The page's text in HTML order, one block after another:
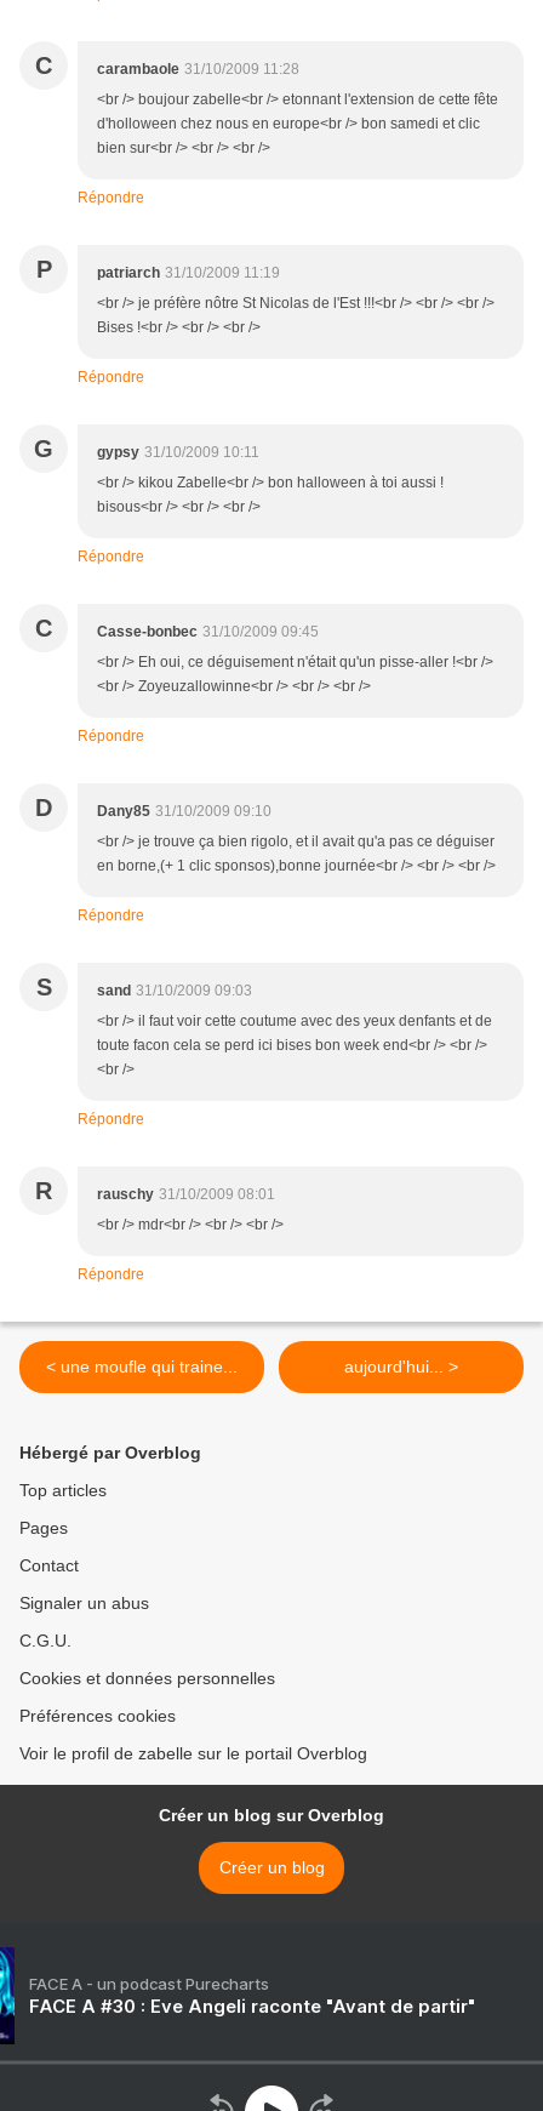
C carambaole 31/10/2009 11:28
<br /> boujour zabelle<br /> etonnant l'extension de cette fête
d'holloween chez nous en europe<br /> bon samedi et clic
bien sur<br /> <br /> <br />
Répondre
P patriarch 31/10/2009 11:19
<br /> je préfère nôtre St Nicolas de l'Est !!!<br /> <br /> <br />
Bises !<br /> <br /> <br />
Répondre
G gypsy 31/10/2009 10:11
<br /> kikou Zabelle<br /> bon halloween à toi aussi !
bisous<br /> <br /> <br />
Répondre
C Casse-bonbec 31/10/2009 09:45
<br /> Eh oui, ce déguisement n'était qu'un pisse-aller !<br />
<br /> Zoyeuzallowinne<br /> <br /> <br />
Répondre
D Dany85 31/10/2009 09:10
<br /> je trouve ça bien rigolo, et il avait qu'a pas ce déguiser
en borne,(+ 1 clic sponsos),bonne journée<br /> <br /> <br />
Répondre
S sand 31/10/2009 09:03
<br /> il faut voir cette coutume avec des yeux denfants et de
toute facon cela se perd ici bises bon week end<br /> <br />
<br />
Répondre
R rauschy 31/10/2009 08:01
<br /> mdr<br /> <br /> <br />
Répondre
< une moufle qui traine... aujourd'hui... >
Hébergé par Overblog
Top articles
Pages
Contact
Signaler un abus
C.G.U.
Cookies et données personnelles
Préférences cookies
Voir le profil de zabelle sur le portail Overblog
Créer un blog sur Overblog
Créer un blog
FACE A - un podcast Purecharts
FACE A #30 : Eve Angeli raconte "Avant de partir"